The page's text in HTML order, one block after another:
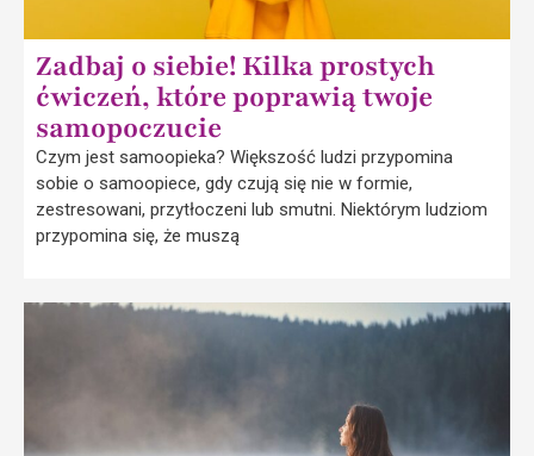
Zadbaj o siebie! Kilka prostych
ćwiczeń, które poprawią twoje
samopoczucie
Czym jest samoopieka? Większość ludzi przypomina
sobie o samoopiece, gdy czują się nie w formie,
zestresowani, przytłoczeni lub smutni. Niektórym ludziom
przypomina się, że muszą